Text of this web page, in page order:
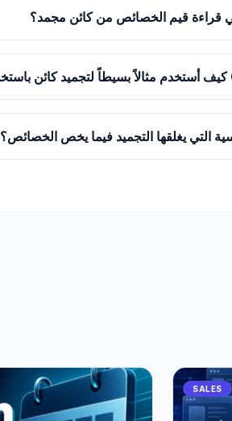
قراءة قيم الخصائص من كائن مجمد؟
التي يغلقها التجميد فيما يخص الخصائص؟
SALES